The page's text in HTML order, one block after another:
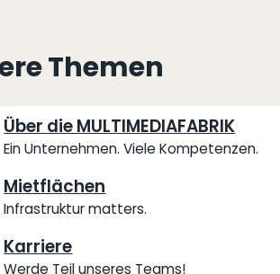
Themen
Über die MULTIMEDIAFABRIK
Ein Unternehmen. Viele Kompetenzen.
Mietflächen
Infrastruktur matters.
Karriere
Werde Teil unseres Teams!